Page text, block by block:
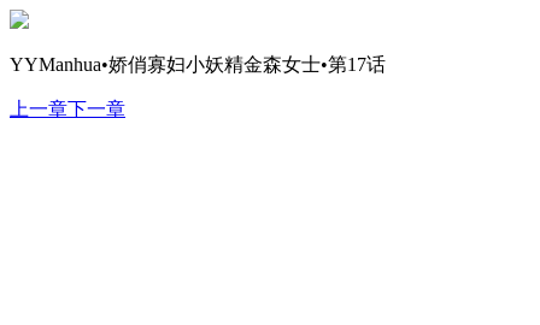
YYManhua•娇俏寡妇小妖精金森女士•第17话
上一章下一章